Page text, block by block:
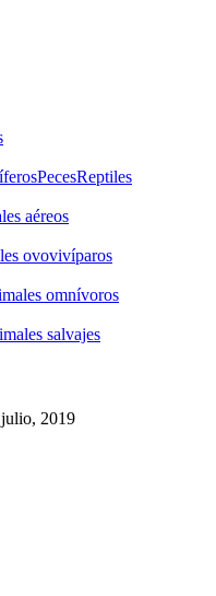
PecesReptiles
aéreos
ovovivíparos
omnívoros
salvajes
2019